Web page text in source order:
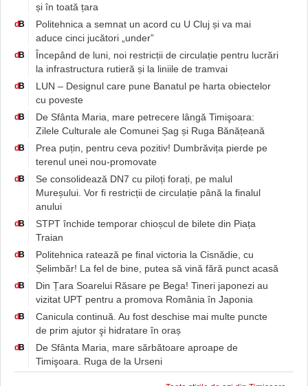
și în toată țara
d B
Politehnica a semnat un acord cu U Cluj și va mai
aduce cinci jucători „under”
d B
Începând de luni, noi restricții de circulație pentru lucrări
la infrastructura rutieră și la liniile de tramvai
d B
LUN – Designul care pune Banatul pe harta obiectelor
cu poveste
d B
De Sfânta Maria, mare petrecere lângă Timişoara:
Zilele Culturale ale Comunei Șag și Ruga Bănățeană
d B
Prea puțin, pentru ceva pozitiv! Dumbrăvița pierde pe
terenul unei nou-promovate
d B
Se consolidează DN7 cu piloți forați, pe malul
Mureșului. Vor fi restricții de circulație până la finalul
anului
d B
STPT închide temporar chioșcul de bilete din Piața
Traian
d B
Politehnica ratează pe final victoria la Cisnădie, cu
Șelimbăr! La fel de bine, putea să vină fără punct acasă
d B
Din Țara Soarelui Răsare pe Bega! Tineri japonezi au
vizitat UPT pentru a promova România în Japonia
d B
Canicula continuă. Au fost deschise mai multe puncte
de prim ajutor şi hidratare în oraș
d B
De Sfânta Maria, mare sărbătoare aproape de
Timişoara. Ruga de la Urseni